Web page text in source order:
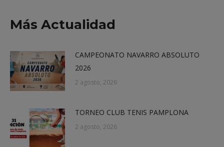
Más Actualidad
CAMPEONATO NAVARRO ABSOLUTO
2026
2 agosto, 2026
TORNEO CLUB TENIS PAMPLONA
2 agosto, 2026